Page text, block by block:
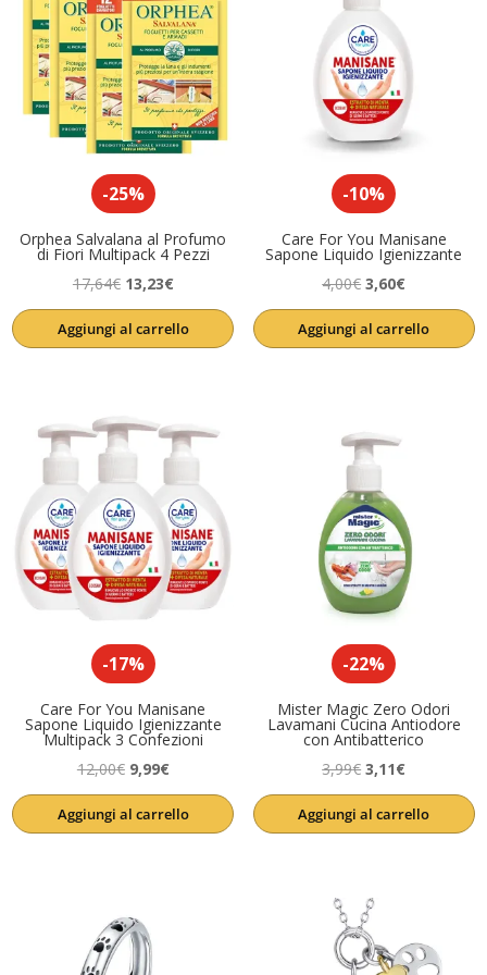
-25%
Orphea Salvalana al Profumo
di Fiori Multipack 4 Pezzi
17,64€ Il
prezzo
originale
13,23€Il
prezzo
attuale
Aggiungi al carrello
-10%
Care For You Manisane
Sapone Liquido Igienizzante
4,00€ Il
prezzo
originale
3,60€Il
prezzo
attuale
Aggiungi al carrello
-17%
Care For You Manisane
Sapone Liquido Igienizzante
Multipack 3 Confezioni
12,00€ Il
prezzo
originale
9,99€Il
prezzo
attuale
Aggiungi al carrello
-22%
Mister Magic Zero Odori
Lavamani Cucina Antiodore
con Antibatterico
3,99€ Il
prezzo
originale
3,11€Il
prezzo
attuale
Aggiungi al carrello